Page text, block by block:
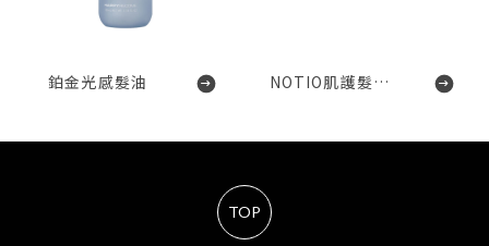
鉑金光感髮油 NOTIO肌護髮蠟W
TOP